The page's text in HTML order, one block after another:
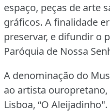
espaço, peças de arte
gráficos. A finalidade
preservar, e difundir o
Paróquia de Nossa
A denominação do
ao artista
Lisboa, “O Aleijadinho".